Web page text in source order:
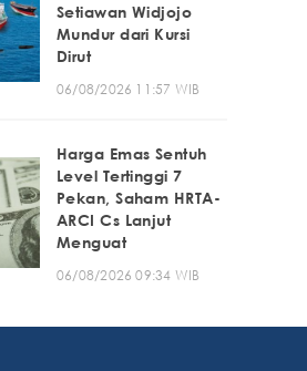
Setiawan Widjojo
Mundur dari Kursi
Dirut
06/08/2026 11:57 WIB
Harga Emas Sentuh
Level Tertinggi 7
Pekan, Saham HRTA-
ARCI Cs Lanjut
Menguat
06/08/2026 09:34 WIB